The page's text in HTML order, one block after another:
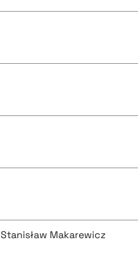
Stanisław Makarewicz